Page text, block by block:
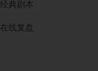
经典剧本
在线复盘